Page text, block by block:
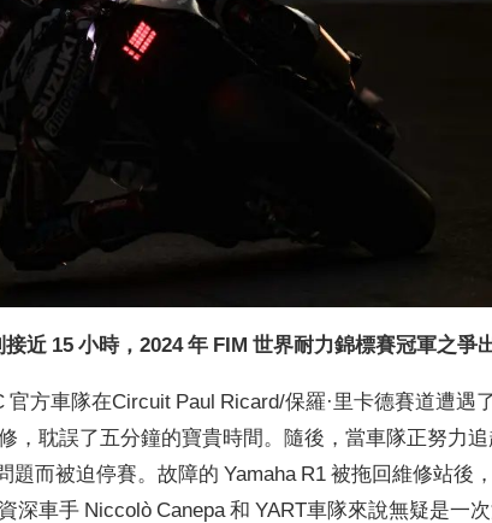
近 15 小時，2024 年 FIM 世界耐力錦標賽冠軍之爭
官方車隊在Circuit Paul Ricard/保羅·里卡德賽道遭遇
，耽誤了五分鐘的寶貴時間。隨後，當車隊正努力追
題而被迫停賽。故障的 Yamaha R1 被拖回維修站後
深車手 Niccolò Canepa 和 YART車隊來說無疑是一